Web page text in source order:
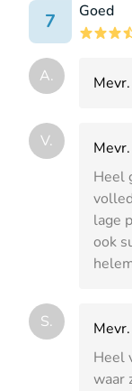
7
Goed
A.
V.
Heel
lage
ook
S.
Heel
waar